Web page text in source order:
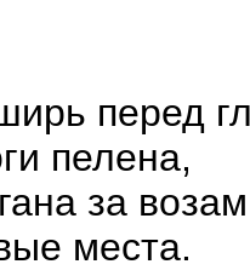
перед
пелена,
за
места.